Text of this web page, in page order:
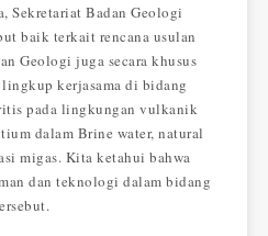
Sekretariat Badan Geologi
baik terkait rencana usulan
Geologi juga secara khusus
kerjasama di bidang
pada lingkungan vulkanik
dalam Brine water, natural
migas. Kita ketahui bahwa
dan teknologi dalam bidang